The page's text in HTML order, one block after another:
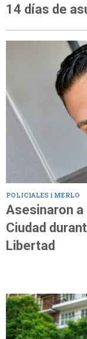
14 días de
POLICIALES | MERLO
Asesinaron a
Ciudad
Libertad